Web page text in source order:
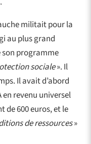
militait pour la
au plus grand
programme
sociale». Il
Il avait d’abord
revenu universel
de 600 euros, et le
de ressources»